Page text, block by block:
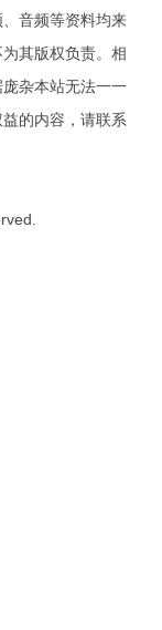
音频等资料均来
其版权负责。相
杂本站无法一一
的内容，请联系